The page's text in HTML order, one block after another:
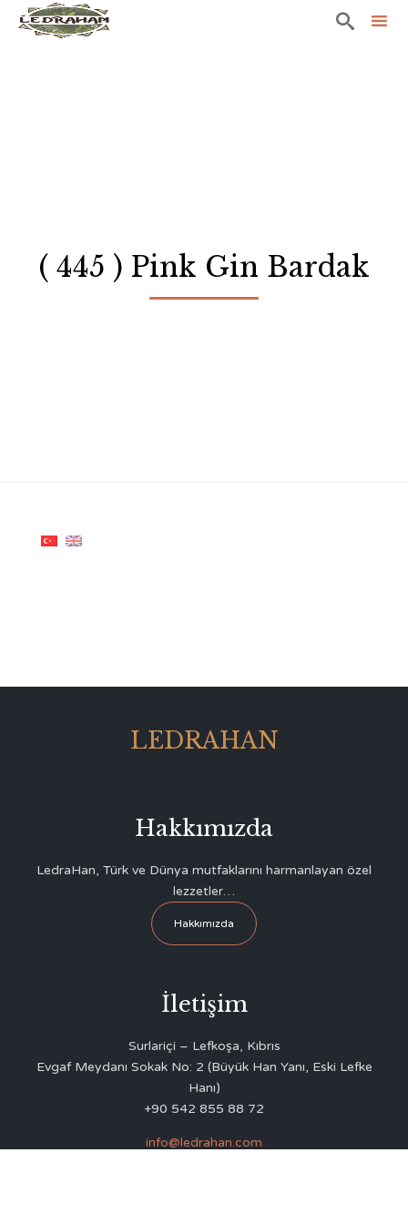

( 445 ) Pink Gin Bardak
LEDRAHAN
Hakkımızda
LedraHan, Türk ve Dünya mutfaklarını harmanlayan özel
lezzetler…
Hakkımızda
İletişim
Surlariçi – Lefkoşa, Kıbrıs
Evgaf Meydanı Sokak No: 2 (Büyük Han Yanı, Eski Lefke
Hanı)
+90 542 855 88 72
info@ledrahan.com